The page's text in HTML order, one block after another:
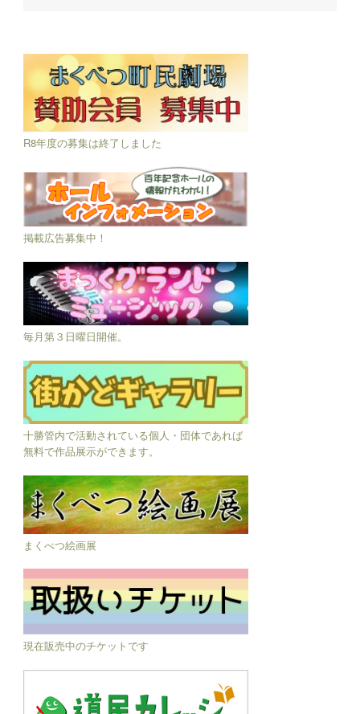
R8年度の募集は終了しました
掲載広告募集中！
毎月第３日曜日開催。
十勝管内で活動されている個人・団体であれば
無料で作品展示ができます。
まくべつ絵画展
現在販売中のチケットです